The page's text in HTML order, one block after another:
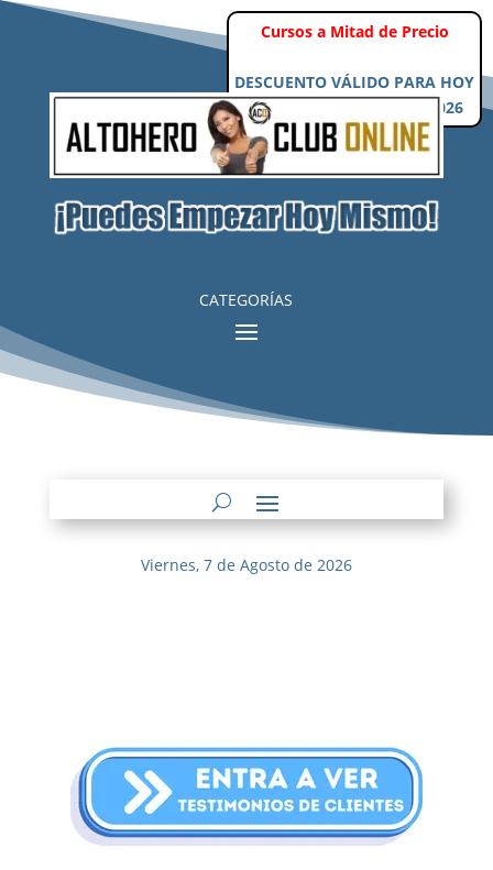
CATEGORÍAS
Cursos a Mitad de Precio
DESCUENTO VÁLIDO PARA HOY
Viernes, 7 de Agosto de 2026
Viernes, 7 de Agosto de 2026